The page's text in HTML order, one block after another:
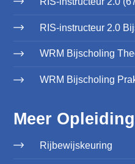
RIS-instructeur 2.0
WRM Bijscholing
WRM Bijscholing
Meer
Rijbewijskeuring